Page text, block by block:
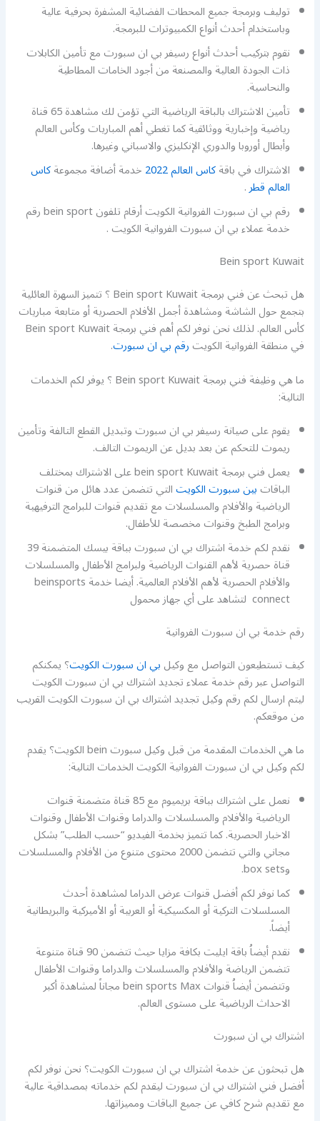
توليف وبرمجة جميع المحطات الفضائية المشفرة بحرفية عالية
وباستخدام أحدث أنواع الكمبيوترات للبرمجة.
نقوم بتركيب أحدث أنواع رسيفر بي ان سبورت مع تأمين الكابلات
ذات الجودة العالية والمصنعة من أجود الخامات المطاطية
والنحاسية.
تأمين الاشتراك بالباقة الرياضية التي تؤمن لك مشاهدة 65 قناة
رياضية وإخبارية ووثائقية كما تغطي أهم المباريات وكأس العالم
وأبطال أوروبا والدوري الإنكليزي والاسباني وغيرها.
الاشتراك في باقةكاس العالم 2022 خدمة أضافة مجموعةكاس
العالم قطر.
رقم بي ان سبورت الفروانية الكويت أرقام تلفون bein sport رقم
خدمة عملاء بي ان سبورت الفروانية الكويت .
Bein sport Kuwait
هل تبحث عن فني برمجة Bein sport Kuwait ؟ تتميز السهرة العائلية
بتجمع حول الشاشة ومشاهدة أجمل الأفلام الحصرية أو متابعة مباريات
كأس العالم. لذلك نحن نوفر لكم أهم فني برمجة Bein sport Kuwait
في منطقة الفروانية الكويترقم بي ان سبورت.
ما هي وظيفة فني برمجة Bein sport Kuwait ؟ يوفر لكم الخدمات
التالية:
يقوم على صيانة رسيفر بي ان سبورت وتبديل القطع التالفة وتأمين
ريموت للتحكم عن بعد بديل عن الريموت التالف.
يعمل فني برمجة bein sport Kuwait على الاشتراك بمختلف
الباقاتبين سبورت الكويتالتي تتضمن عدد هائل من قنوات
الرياضية والأفلام والمسلسلات مع تقديم قنوات للبرامج الترفيهية
وبرامج الطبخ وقنوات مخصصة للأطفال.
نقدم لكم خدمة اشتراك بي ان سبورت بباقة بيسك المتضمنة 39
قناة حصرية لأهم القنوات الرياضية ولبرامج الأطفال والمسلسلات
والأفلام الحصرية لأهم الأفلام العالمية. أيضا خدمة beinsports
connect لتشاهد على أي جهاز محمول
رقم خدمة بي ان سبورت الفروانية
كيف تستطيعون التواصل مع وكيلبي ان سبورت الكويت؟ يمكنكم
التواصل عبر رقم خدمة عملاء تجديد اشتراك بي ان سبورت الكويت
ليتم ارسال لكم رقم وكيل تجديد اشتراك بي ان سبورت الكويت القريب
من موقعكم.
ما هي الخدمات المقدمة من قبل وكيل سبورت bein الكويت؟ يقدم
لكم وكيل بي ان سبورت الفروانية الكويت الخدمات التالية:
نعمل على اشتراك بباقة بريميوم مع 85 قناة متضمنة قنوات
الرياضية والأفلام والمسلسلات والدراما وقنوات الأطفال وقنوات
الاخبار الحصرية. كما تتميز بخدمة الفيديو “حسب الطلب” بشكل
مجاني والتي تتضمن 2000 محتوى متنوع من الأفلام والمسلسلات
وbox sets.
كما نوفر لكم أفضل قنوات عرض الدراما لمشاهدة أحدث
المسلسلات التركية أو المكسيكية أو العربية أو الأميركية والبريطانية
أيضاً.
نقدم أيضاُ باقة ايليت بكافة مزايا حيث تتضمن 90 قناة متنوعة
تتضمن الرياضة والأفلام والمسلسلات والدراما وقنوات الأطفال
وتتضمن أيضاُ قنوات bein sports Max مجاناً لمشاهدة أكبر
الاحداث الرياضية على مستوى العالم.
اشتراك بي ان سبورت
هل تبحثون عن خدمة اشتراك بي ان سبورت الكويت؟ نحن نوفر لكم
أفضل فني اشتراك بي ان سبورت ليقدم لكم خدماته بمصداقية عالية
مع تقديم شرح كافي عن جميع الباقات ومميزاتها.